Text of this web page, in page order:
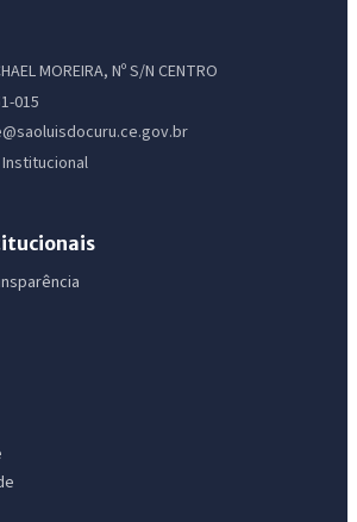
MOREIRA, Nº S/N CENTRO
015